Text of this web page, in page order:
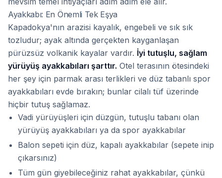
Ayakkabı: En Önemli Tek Eşya
Kapadokya'nın arazisi kayalık, engebeli ve sık sık
tozludur; ayak altında gerçekten kayganlaşan
pürüzsüz volkanik kayalar vardır. İyi tutuşlu, sağlam
yürüyüş ayakkabıları şarttır. Otel terasının ötesindeki
her şey için parmak arası terlikleri ve düz tabanlı spor
ayakkabıları evde bırakın; bunlar cilalı tüf üzerinde
hiçbir tutuş sağlamaz.
Vadi yürüyüşleri için düzgün, tutuşlu tabanı olan
yürüyüş ayakkabıları ya da spor ayakkabılar
Balon sepeti için düz, kapalı ayakkabılar (sepete inip
çıkarsınız)
Tüm gün giyebileceğiniz rahat ayakkabılar, çünkü